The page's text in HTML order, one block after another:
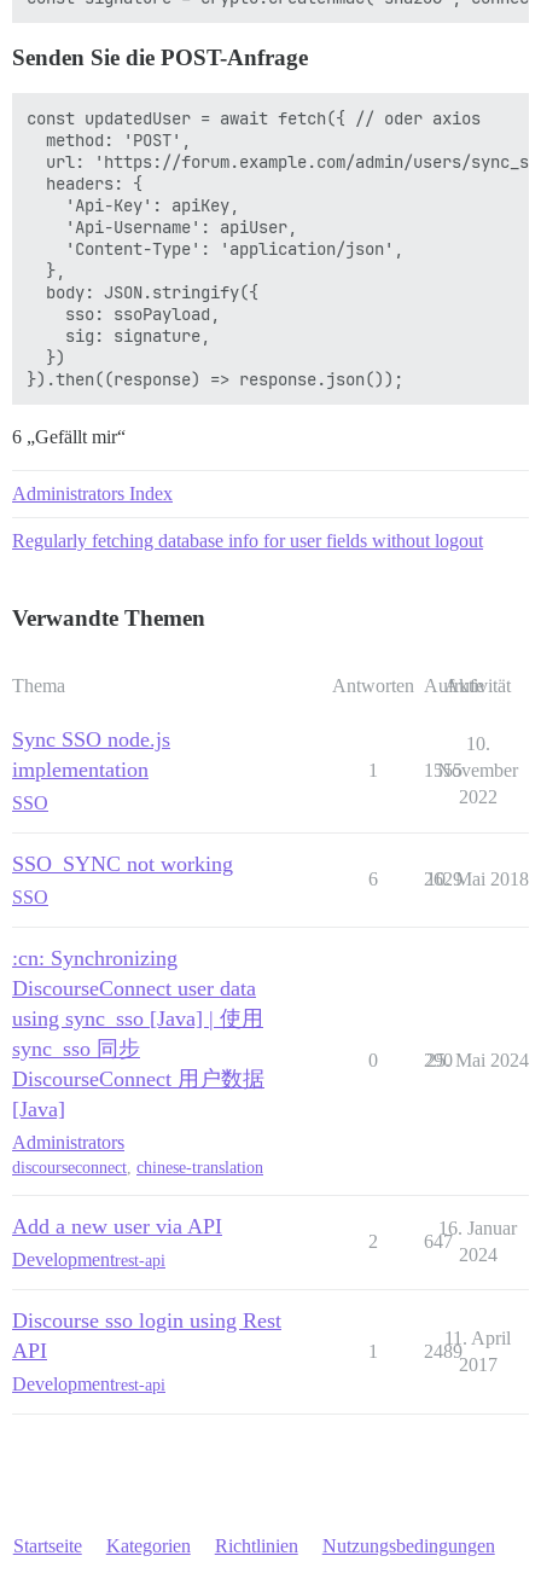
Senden Sie die POST-Anfrage
const updatedUser = await fetch({ // oder axios
  method: 'POST',
url: 'https://forum.example.com/admin/users/
  headers: {
    'Api-Key': apiKey,
    'Api-Username': apiUser,
    'Content-Type': 'application/json',
  },
  body: JSON.stringify({
    sso: ssoPayload,
    sig: signature,
  })
6 „Gefällt mir“
Administrators Index
Regularly fetching database info for user fields without logout
Verwandte Themen
Thema Antworten Aufrufe
Aktivität
Sync SSO node.js
implementation
SSO
1 1555
10.
November
2022
SSO_SYNC not working
SSO
6 2629
10. Mai 2018
:cn: Synchronizing
DiscourseConnect user data
using sync_sso [Java] | 使用
sync_sso 同步
DiscourseConnect 用户数据
[Java]
Administrators
discourseconnect, chinese-translation
0 290
25. Mai 2024
Add a new user via API
Developmentrest-api
2 647
16. Januar
2024
Discourse sso login using Rest
API
Developmentrest-api
1 2489
11. April
2017
Startseite Kategorien Richtlinien Nutzungsbedingungen